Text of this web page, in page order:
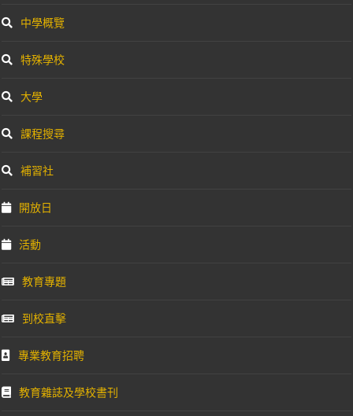
中學概覽
特殊學校
大學
課程搜尋
補習社
開放日
活動
教育專題
到校直擊
專業教育招聘
教育雜誌及學校書刊